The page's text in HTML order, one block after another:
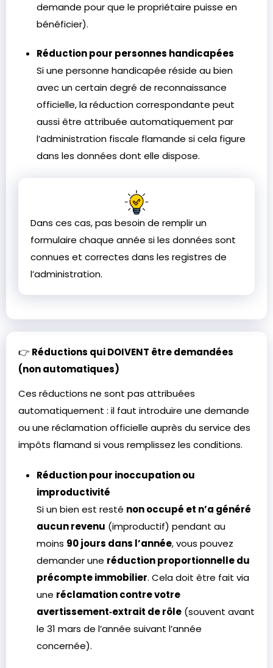
demande pour que le propriétaire puisse en
bénéficier).
Réduction pour personnes handicapées
Si une personne handicapée réside au bien
avec un certain degré de reconnaissance
officielle, la réduction correspondante peut
aussi être attribuée automatiquement par
l’administration fiscale flamande si cela figure
dans les données dont elle dispose.
Dans ces cas, pas besoin de remplir un
formulaire chaque année si les données sont
connues et correctes dans les registres de
l’administration.
👉 Réductions qui DOIVENT être demandées
(non automatiques)
Ces réductions ne sont pas attribuées
automatiquement : il faut introduire une demande
ou une réclamation officielle auprès du service des
impôts flamand si vous remplissez les conditions.
Réduction pour inoccupation ou
improductivité
Si un bien est resté non occupé et n’a généré
aucun revenu (improductif) pendant au
moins 90 jours dans l’année, vous pouvez
demander une réduction proportionnelle du
précompte immobilier. Cela doit être fait via
une réclamation contre votre
avertissement‑extrait de rôle (souvent avant
le 31 mars de l’année suivant l’année
concernée).